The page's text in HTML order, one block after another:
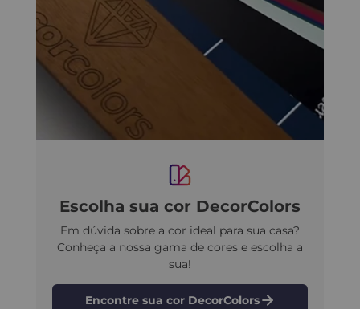
Escolha sua cor DecorColors
Em dúvida sobre a cor ideal para sua casa?
Conheça a nossa gama de cores e escolha a
sua!
Encontre sua cor DecorColors